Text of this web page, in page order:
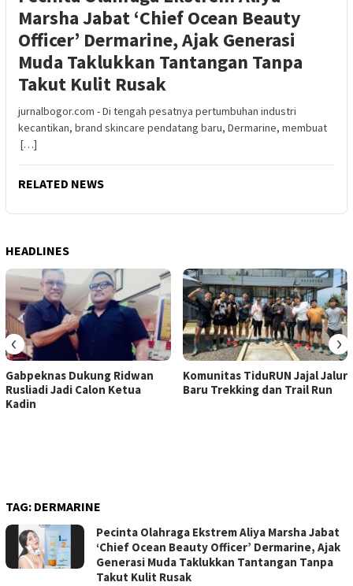
Marsha Jabat ‘Chief Ocean Beauty
Officer’ Dermarine, Ajak Generasi
Muda Taklukkan Tantangan Tanpa
Takut Kulit Rusak
jurnalbogor.com - Di tengah pesatnya pertumbuhan industri
kecantikan, brand skincare pendatang baru, Dermarine, membuat
[…]
RELATED NEWS
HEADLINES
Gabpeknas Dukung Ridwan
Rusliadi Jadi Calon Ketua
Kadin
Komunitas TiduRUN Jajal Jalur
Baru Trekking dan Trail Run
‹ ›
TAG: DERMARINE
Pecinta Olahraga Ekstrem Aliya Marsha Jabat
‘Chief Ocean Beauty Officer’ Dermarine, Ajak
Generasi Muda Taklukkan Tantangan Tanpa
Takut Kulit Rusak